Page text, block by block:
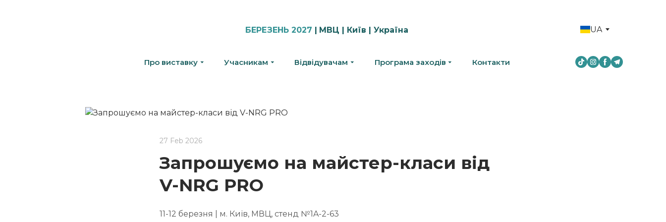
БЕРЕЗЕНЬ 2027 | МВЦ | Київ | Україна
Про виставку Учасникам Відвідувачам Програма заходів Контакти
UA
27 Feb 2026
Запрошуємо на майстер-класи від
V-NRG PRO
11-12 березня | м. Київ, МВЦ, стенд №1A-2-63